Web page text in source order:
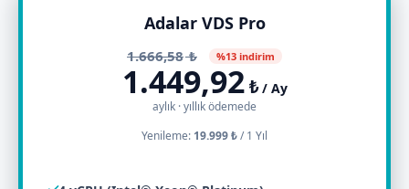
Adalar VDS Pro
1.666,58₺ %13 indirim
1.449,92₺/ Ay
aylık · yıllık ödemede
Yenileme: 19.999 ₺/1 Yıl